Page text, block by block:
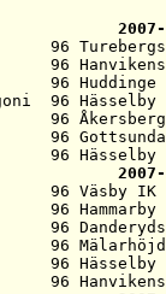
96
96
96 Huddinge
96 Hässelby
96
96
96 Hässelby
96 Väsby IK
96 Hammarby
96
96
96 Hässelby
96